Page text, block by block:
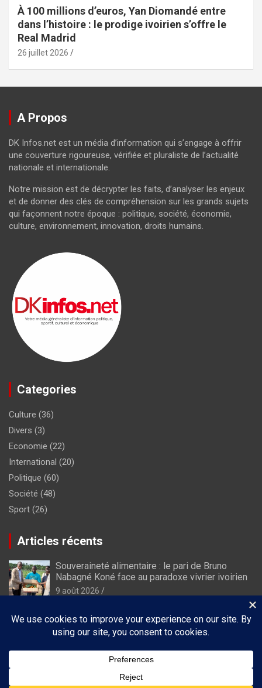
À 100 millions d’euros, Yan Diomandé entre
dans l’histoire : le prodige ivoirien s’offre le
Real Madrid
26 juillet 2026
A Propos
DK Infos.net est un média d’information qui s’engage à offrir
une couverture rigoureuse, vérifiée et pluraliste de l’actualité
nationale et internationale.
Notre mission est de décrypter les faits, d’analyser les enjeux
et de donner des clés de compréhension sur les grands sujets
qui façonnent notre époque : politique, société, économie,
culture, environnement, innovation, droits humains.
Categories
Culture (36)
Divers (3)
Economie (22)
International (20)
Politique (60)
Société (48)
Sport (26)
Articles récents
Souveraineté alimentaire : le pari de Bruno
Nabagné Koné face au paradoxe vivrier ivoirien
9 août 2026
Adiaké fait vibrer la Côte d’Ivoire : le rideau
tombe sur une 10ᵉ édition mémorable du Êlê
Festival
2 août 2026